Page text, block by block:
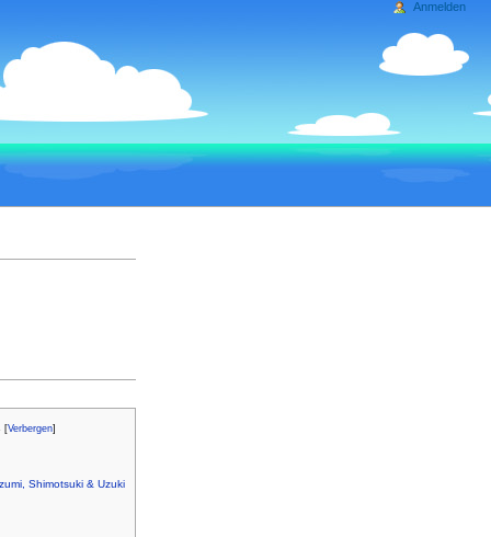
[Verbergen]
Shimotsuki & Uzuki
Anmelden